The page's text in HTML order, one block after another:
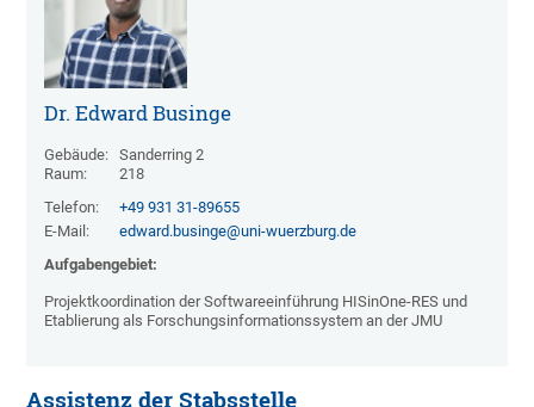
Dr. Edward Businge
Gebäude: Sanderring 2
Raum:
218
Telefon:
+49 931 31-89655
E-Mail:
edward.businge@uni-wuerzburg.de
Aufgabengebiet:
Projektkoordination der Softwareeinführung HISinOne-RES und
Etablierung als Forschungsinformationssystem an der JMU
Assistenz der Stabsstelle